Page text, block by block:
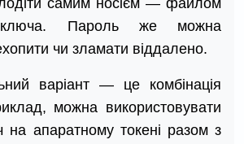
самим носієм — файлом
ключа. Пароль же можна
чи зламати віддалено.
варіант — це комбінація
можна використовувати
на апаратному токені разом з